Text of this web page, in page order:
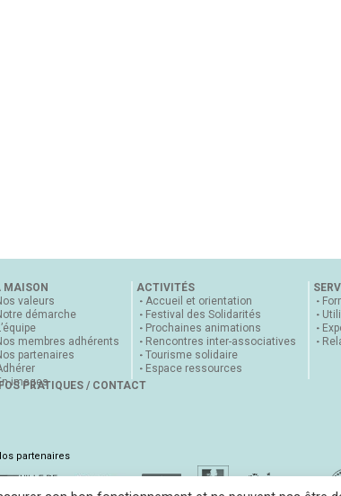
MAISON
valeurs
démarche
membres adhérents
partenaires
images
ACTIVITÉS
Accueil et orientation
Festival des Solidarités
Prochaines animations
Rencontres inter-associatives
Tourisme solidaire
Espace ressources
PRATIQUES / CONTACT
partenaires